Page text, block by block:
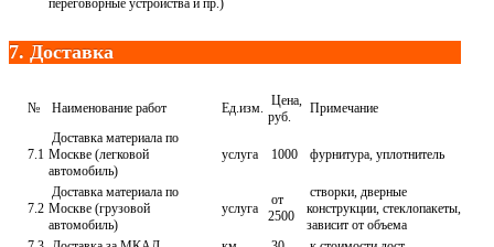
переговорные устройства и пр.)
7. Доставка
№ Наименование работ Ед.изм. Цена,
руб.
Примечание
7.1
Доставка материала по
Москве (легковой
автомобиль)
услуга 1000 фурнитура, уплотнитель
7.2
Доставка материала по
Москве (грузовой
автомобиль)
услуга
от
2500
створки, дверные
конструкции, стеклопакеты,
зависит от объема